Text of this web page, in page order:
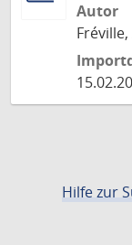
Autor
Hilfe zur